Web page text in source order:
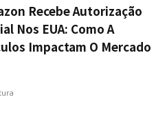
Recebe Autorização
Nos EUA: Como A
Impactam O Mercado